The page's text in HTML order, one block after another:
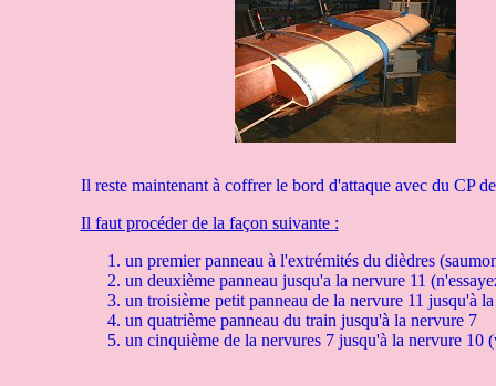
Il reste maintenant à coffrer le bord d'attaque avec du CP
Il faut procéder de la façon suivante :
un premier panneau à l'extrémités du dièdres
un deuxième panneau jusqu'a la nervure 11
un troisième petit panneau de la nervure 11 jusqu'à
un quatrième panneau du train jusqu'à la nervure 7
un cinquième de la nervures 7 jusqu'à la nervure